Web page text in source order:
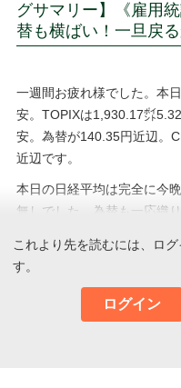
グサマリー】《雇用
替も横ばい！一旦戻る
一週間お疲れ様でした。本
安。TOPIXは1,930.17㌽
安。為替が140.35円近辺。
近辺です。
本日の日経平均は完全に今
無しでした。為替も一応織
一旦リバーサルから買い戻
一方ではFOMCの方が重要
プライズが無ければジワジ
これより先を読むには、ロ
す。
ログイン